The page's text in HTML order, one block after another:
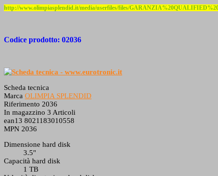
http://www.olimpiasplendid.it/media/userfiles/files/
Codice prodotto: 02036
Scheda tecnica
Marca OLIMPIA SPLENDID
Riferimento 2036
In magazzino 3 Articoli
ean13 8021183010558
MPN 2036
Dimensione hard disk
3.5"
Capacità hard disk
1 TB